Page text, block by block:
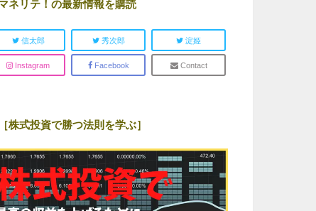
ネリテ！の最新情報を購読
信太郎 秀次郎 淀姫
Instagram Facebook Contact
［株式投資で勝つ法則を学ぶ］